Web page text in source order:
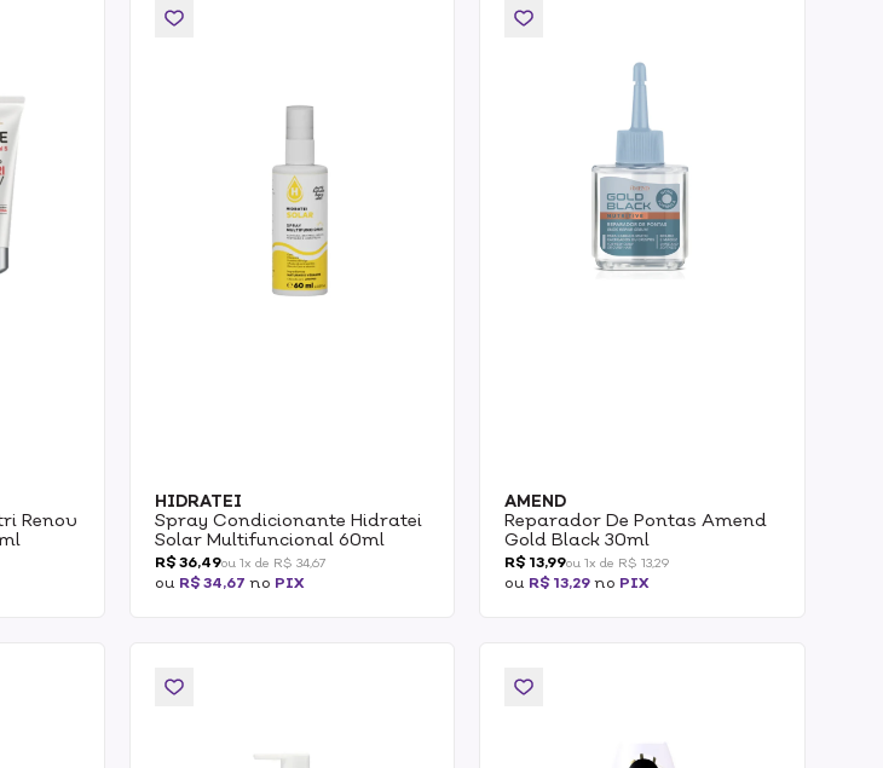
Renov
HIDRATEI
Spray Condicionante Hidratei
Solar Multifuncional 60ml
R$ 36,49ou 1x de R$ 34,67
ou R$ 34,67 no PIX
AMEND
Reparador De Pontas Amend
Gold Black 30ml
R$ 13,99ou 1x de R$ 13,29
ou R$ 13,29 no PIX